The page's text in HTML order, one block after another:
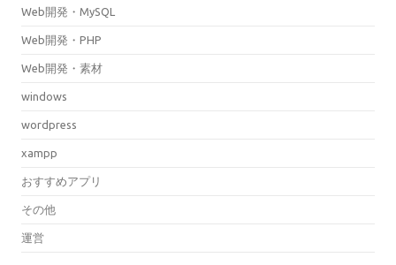
Web開発・MySQL
Web開発・PHP
Web開発・素材
windows
wordpress
xampp
おすすめアプリ
その他
運営